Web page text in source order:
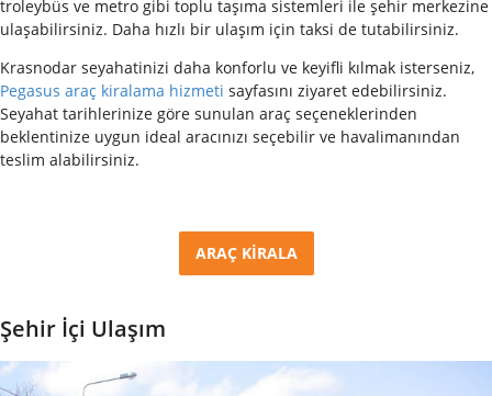
troleybüs ve metro gibi toplu taşıma sistemleri ile şehir merkezine
ulaşabilirsiniz. Daha hızlı bir ulaşım için taksi de tutabilirsiniz.
Krasnodar seyahatinizi daha konforlu ve keyifli kılmak isterseniz,
Pegasus araç kiralama hizmeti sayfasını ziyaret edebilirsiniz.
Seyahat tarihlerinize göre sunulan araç seçeneklerinden
beklentinize uygun ideal aracınızı seçebilir ve havalimanından
teslim alabilirsiniz.
ARAÇ KİRALA
Şehir İçi Ulaşım